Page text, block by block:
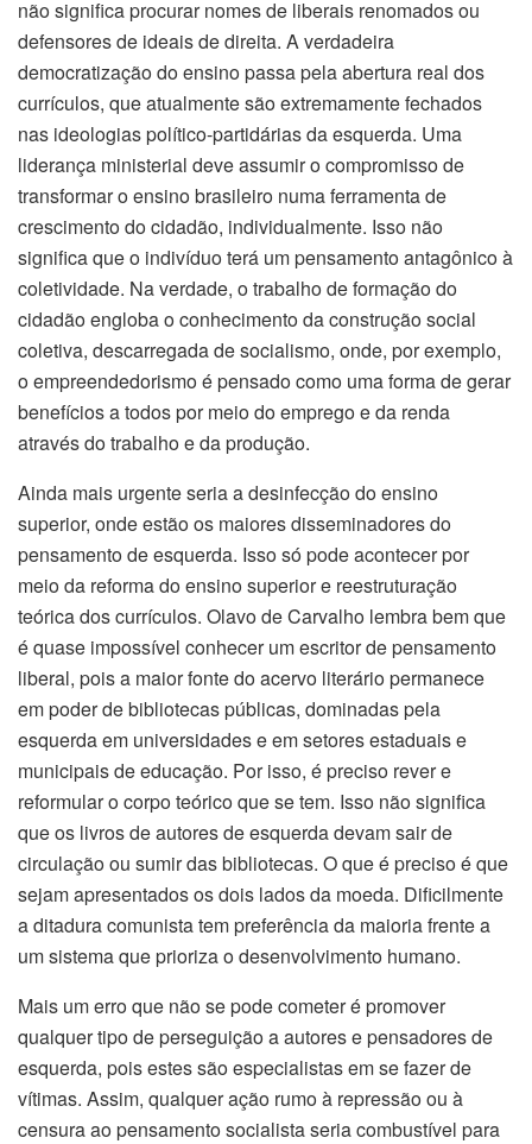
não significa procurar nomes de liberais renomados ou
defensores de ideais de direita. A verdadeira
democratização do ensino passa pela abertura real dos
currículos, que atualmente são extremamente fechados
nas ideologias político-partidárias da esquerda. Uma
liderança ministerial deve assumir o compromisso de
transformar o ensino brasileiro numa ferramenta de
crescimento do cidadão, individualmente. Isso não
significa que o indivíduo terá um pensamento antagônico à
coletividade. Na verdade, o trabalho de formação do
cidadão engloba o conhecimento da construção social
coletiva, descarregada de socialismo, onde, por exemplo,
o empreendedorismo é pensado como uma forma de gerar
benefícios a todos por meio do emprego e da renda
através do trabalho e da produção.
Ainda mais urgente seria a desinfecção do ensino
superior, onde estão os maiores disseminadores do
pensamento de esquerda. Isso só pode acontecer por
meio da reforma do ensino superior e reestruturação
teórica dos currículos. Olavo de Carvalho lembra bem que
é quase impossível conhecer um escritor de pensamento
liberal, pois a maior fonte do acervo literário permanece
em poder de bibliotecas públicas, dominadas pela
esquerda em universidades e em setores estaduais e
municipais de educação. Por isso, é preciso rever e
reformular o corpo teórico que se tem. Isso não significa
que os livros de autores de esquerda devam sair de
circulação ou sumir das bibliotecas. O que é preciso é que
sejam apresentados os dois lados da moeda. Dificilmente
a ditadura comunista tem preferência da maioria frente a
um sistema que prioriza o desenvolvimento humano.
Mais um erro que não se pode cometer é promover
qualquer tipo de perseguição a autores e pensadores de
esquerda, pois estes são especialistas em se fazer de
vítimas. Assim, qualquer ação rumo à repressão ou à
censura ao pensamento socialista seria combustível para